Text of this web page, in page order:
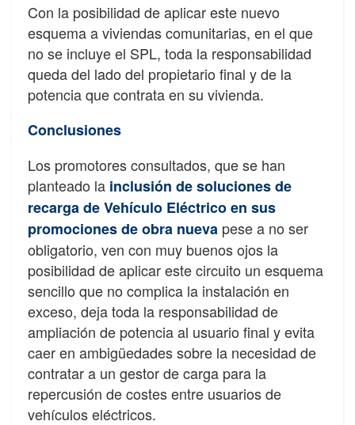
Con la posibilidad de aplicar este nuevo
esquema a viviendas comunitarias, en el que
no se incluye el SPL, toda la responsabilidad
queda del lado del propietario final y de la
potencia que contrata en su vivienda.
Conclusiones
Los promotores consultados, que se han
planteado la inclusión de soluciones de
recarga de Vehículo Eléctrico en sus
promociones de obra nueva pese a no ser
obligatorio, ven con muy buenos ojos la
posibilidad de aplicar este circuito un esquema
sencillo que no complica la instalación en
exceso, deja toda la responsabilidad de
ampliación de potencia al usuario final y evita
caer en ambigüedades sobre la necesidad de
contratar a un gestor de carga para la
repercusión de costes entre usuarios de
vehículos eléctricos.